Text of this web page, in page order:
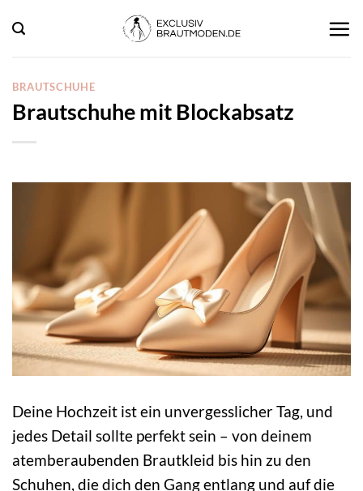
Inhalt
springen
BRAUTSCHUHE
Brautschuhe mit Blockabsatz
Deine Hochzeit ist ein unvergesslicher Tag, und
jedes Detail sollte perfekt sein – von deinem
atemberaubenden Brautkleid bis hin zu den
Schuhen, die dich den Gang entlang und auf die